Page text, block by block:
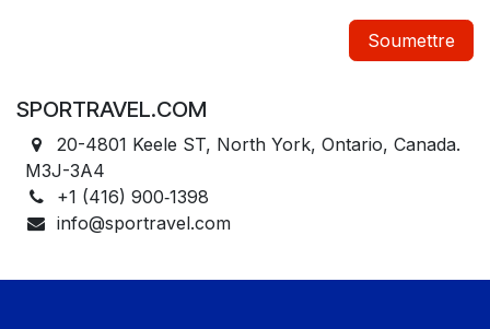
Soumettre
SPORTRAVEL.COM
20-4801 Keele ST, North York, Ontario, Canada.
M3J-3A4
+1 (416) 900‑1398
info@sportravel.com